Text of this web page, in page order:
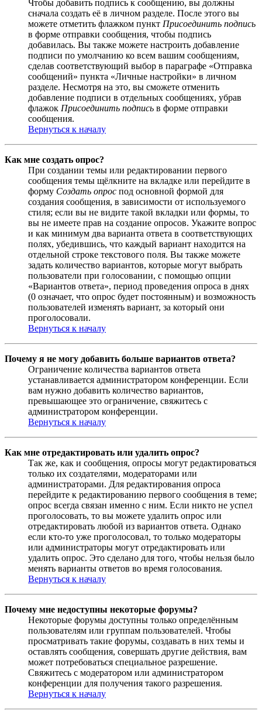
Чтобы добавить подпись к сообщению, вы должны
сначала создать её в личном разделе. После этого вы
можете отметить флажком пункт Присоединить подпись
в форме отправки сообщения, чтобы подпись
добавилась. Вы также можете настроить добавление
подписи по умолчанию ко всем вашим сообщениям,
сделав соответствующий выбор в параграфе «Отправка
сообщений» пункта «Личные настройки» в личном
разделе. Несмотря на это, вы сможете отменить
добавление подписи в отдельных сообщениях, убрав
флажок Присоединить подпись в форме отправки
сообщения.
Вернуться к началу
Как мне создать опрос?
При создании темы или редактировании первого
сообщения темы щёлкните на вкладке или перейдите в
форму Создать опрос под основной формой для
создания сообщения, в зависимости от используемого
стиля; если вы не видите такой вкладки или формы, то
вы не имеете прав на создание опросов. Укажите вопрос
и как минимум два варианта ответа в соответствующих
полях, убедившись, что каждый вариант находится на
отдельной строке текстового поля. Вы также можете
задать количество вариантов, которые могут выбрать
пользователи при голосовании, с помощью опции
«Вариантов ответа», период проведения опроса в днях
(0 означает, что опрос будет постоянным) и возможность
пользователей изменять вариант, за который они
проголосовали.
Вернуться к началу
Почему я не могу добавить больше вариантов ответа?
Ограничение количества вариантов ответа
устанавливается администратором конференции. Если
вам нужно добавить количество вариантов,
превышающее это ограничение, свяжитесь с
администратором конференции.
Вернуться к началу
Как мне отредактировать или удалить опрос?
Так же, как и сообщения, опросы могут редактироваться
только их создателями, модераторами или
администраторами. Для редактирования опроса
перейдите к редактированию первого сообщения в теме;
опрос всегда связан именно с ним. Если никто не успел
проголосовать, то вы можете удалить опрос или
отредактировать любой из вариантов ответа. Однако
если кто-то уже проголосовал, то только модераторы
или администраторы могут отредактировать или
удалить опрос. Это сделано для того, чтобы нельзя было
менять варианты ответов во время голосования.
Вернуться к началу
Почему мне недоступны некоторые форумы?
Некоторые форумы доступны только определённым
пользователям или группам пользователей. Чтобы
просматривать такие форумы, создавать в них темы и
оставлять сообщения, совершать другие действия, вам
может потребоваться специальное разрешение.
Свяжитесь с модератором или администратором
конференции для получения такого разрешения.
Вернуться к началу